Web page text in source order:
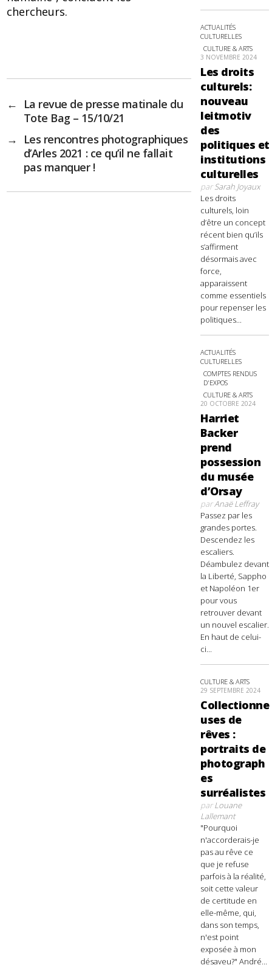
chercheurs.
←
La revue de presse matinale du
Tote Bag – 15/10/21
→
Les rencontres photographiques
d’Arles 2021 : ce qu’il ne fallait
pas manquer !
ACTUALITÉS
CULTURELLES
CULTURE & ARTS
3 NOVEMBRE 2024
Les droits
culturels:
nouveau
leitmotiv
des
politiques et
institutions
culturelles
parSarah Joyaux
Les droits
culturels, loin
d’être un concept
récent bien qu’ils
s’affirment
désormais avec
force,
apparaissent
comme essentiels
pour repenser les
politiques...
ACTUALITÉS
CULTURELLES
COMPTES RENDUS
D'EXPOS
CULTURE & ARTS
20 OCTOBRE 2024
Harriet
Backer
prend
possession
du musée
d’Orsay
parAnaë Leffray
Passez par les
grandes portes.
Descendez les
escaliers.
Déambulez devant
la Liberté, Sappho
et Napoléon 1er
pour vous
retrouver devant
un nouvel escalier.
En haut de celui-
ci...
CULTURE & ARTS
29 SEPTEMBRE 2024
Collectionne
uses de
rêves :
portraits de
photograph
es
surréalistes
parLouane
Lallemant
"Pourquoi
n'accorderais-je
pas au rêve ce
que je refuse
parfois à la réalité,
soit cette valeur
de certitude en
elle-même, qui,
dans son temps,
n'est point
exposée à mon
désaveu?" André...